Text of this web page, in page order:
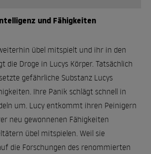
und Fähigkeiten
übel mitspielt und ihr in den
die Droge in Lucys Körper. Tatsächlich
gefährliche Substanz Lucys
Ihre Panik schlägt schnell in
um. Lucy entkommt ihren Peinigern
neu gewonnenen Fähigkeiten
übel mitspielen. Weil sie
die Forschungen des renommierten